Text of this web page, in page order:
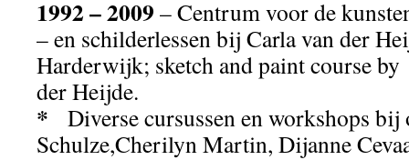
1992 – 2009 – Centrum voor de
– en schilderlessen bij Carla van der
Harderwijk; sketch and paint course
der Heijde.
*
Diverse cursussen en workshops bij
Schulze,Cherilyn Martin, Dijanne